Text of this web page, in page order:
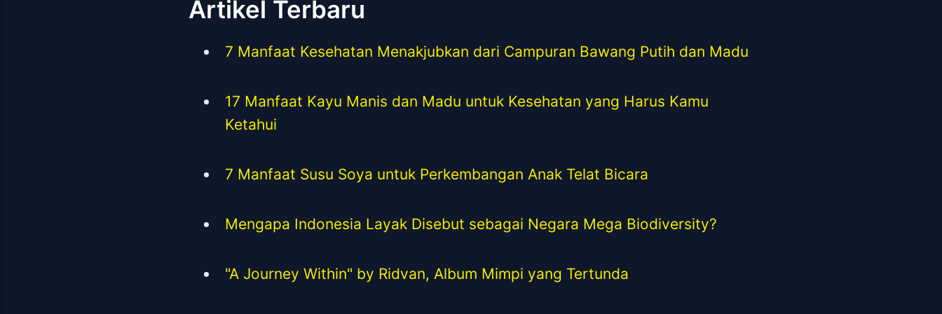
Artikel Terbaru
7 Manfaat Kesehatan Menakjubkan dari Campuran Bawang Putih dan Madu
17 Manfaat Kayu Manis dan Madu untuk Kesehatan yang Harus Kamu
Ketahui
7 Manfaat Susu Soya untuk Perkembangan Anak Telat Bicara
Mengapa Indonesia Layak Disebut sebagai Negara Mega Biodiversity?
"A Journey Within" by Ridvan, Album Mimpi yang Tertunda